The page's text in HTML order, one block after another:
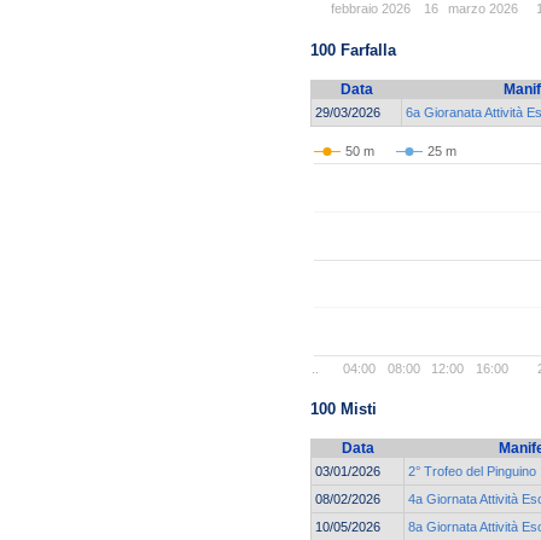
febbraio 2026 marzo 2026
16
100 Farfalla
Data
29/03/2026 6a Gioranata Attività
50 m 25 m
04:00 08:00 12:00 16:00
100 Misti
Data
03/01/2026
2° Trofeo del Pinguino
08/02/2026
4a Giornata Attività
10/05/2026
8a Giornata Attività